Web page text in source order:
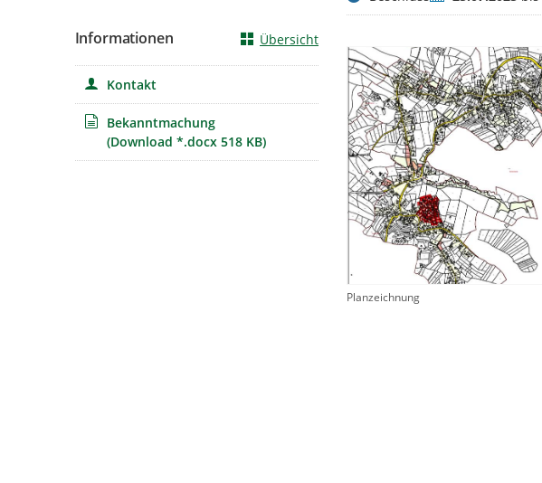
Planzeichnung
Informationen Übersicht
Kontakt
Bekanntmachung
(Download *.docx 518 KB)